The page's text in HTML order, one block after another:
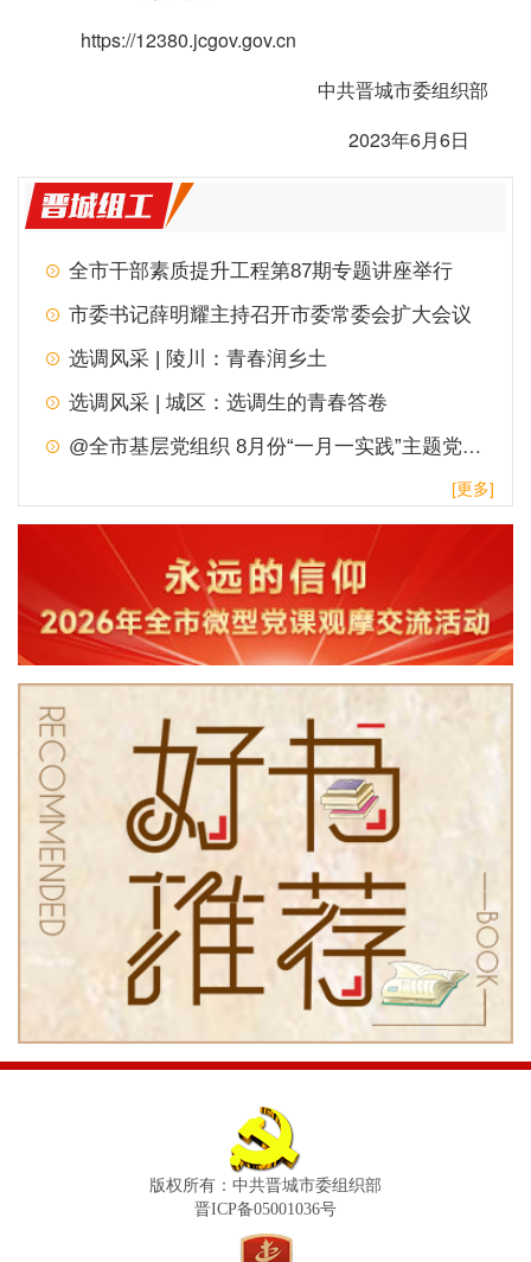
https://12380.jcgov.gov.cn
中共晋城市委组织部
2023年6月6日
全市干部素质提升工程第87期专题讲座举行
市委书记薛明耀主持召开市委常委会扩大会议
选调风采 | 陵川：青春润乡土
选调风采 | 城区：选调生的青春答卷
@全市基层党组织 8月份“一月一实践”主题党日，请查收！
[更多]
版权所有：中共晋城市委组织部
晋ICP备05001036号